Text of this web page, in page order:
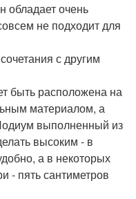
обладает очень
не подходит для
с другим
быть расположена на
материалом, а
выполненный из
высоким - в
а в некоторых
- пять сантиметров